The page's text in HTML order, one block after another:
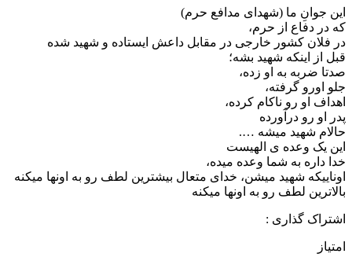
این جوانِ ما (شهدای مدافع حرم)
که در دفاع از حرم،
در فلان کشور خارجی در مقابل داعش ایستاده و شهید شده
قبل از اینکه شهید بشه؛
صدتا ضربه به او زده،
جلو اورو گرفته،
اهداف او رو ناکام کرده،
پدر او رو درآورده
حالام شهید میشه ….
این یک وعده ی الهیست
خدا داره به شما وعده میده،
اوناییکه شهید میشن، خدای متعال بیشترین لطف رو به اونها میکنه
بالاترین لطف رو به اونها میکنه
اشتراک گذاری :
امتیاز